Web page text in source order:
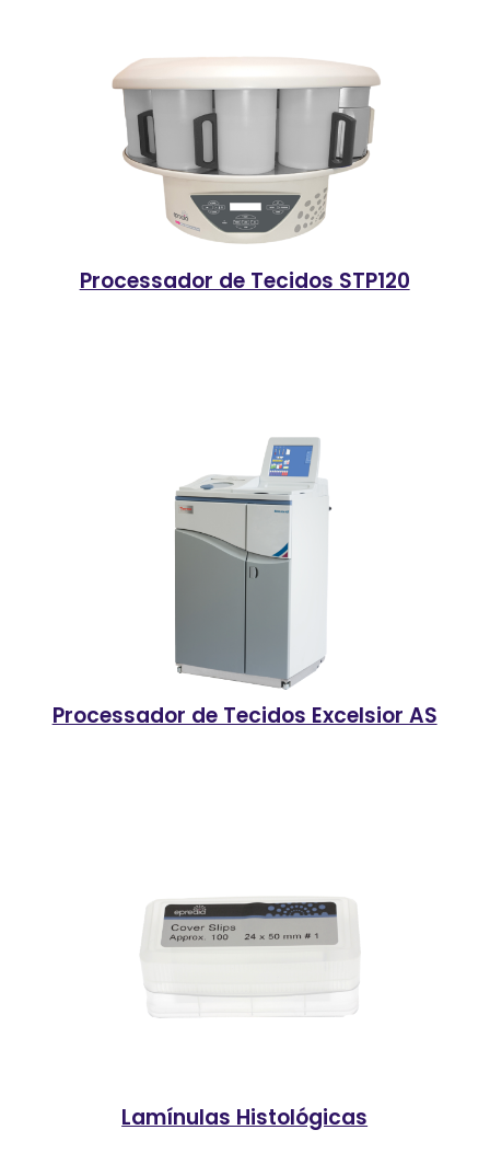
Processador de Tecidos STP120
Processador de Tecidos Excelsior AS
Lamínulas Histológicas